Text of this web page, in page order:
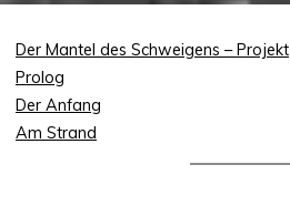
Der Mantel des Schweigens – Projekt
Prolog
Der Anfang
Am Strand